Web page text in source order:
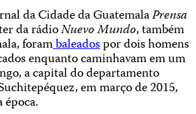
da Cidade da GuatemalaPrensa
da rádioNuevo Mundo, também
forambaleadospor dois homens
enquanto caminhavam em um
a capital do departamento
em março de 2015,
época.